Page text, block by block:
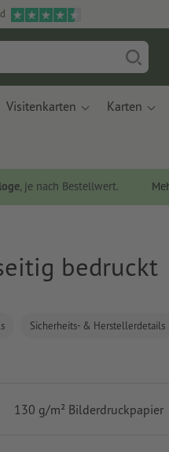
Visitenkarten Karten
, je nach Bestellwert.
bedruckt
Sicherheits- & Herstellerdetails
130 g/m² Bilderdruckpapier